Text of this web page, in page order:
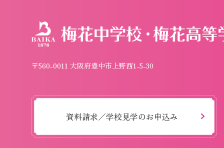
〒560-0011 大阪府豊中市上野西1-5-30
資料請求／学校見学のお申込み